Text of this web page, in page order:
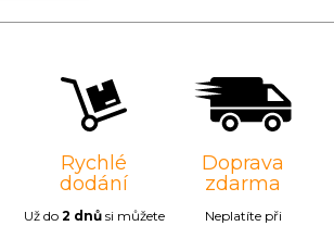
Rychlé
dodání
Už do 2 dnůsi můžete
Doprava
zdarma
Neplatíte při